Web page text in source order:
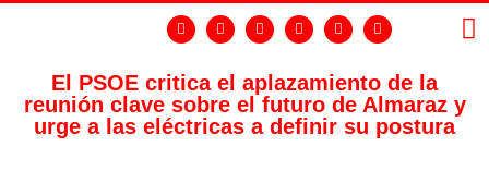
El PSOE critica el aplazamiento de la
reunión clave sobre el futuro de Almaraz y
urge a las eléctricas a definir su postura